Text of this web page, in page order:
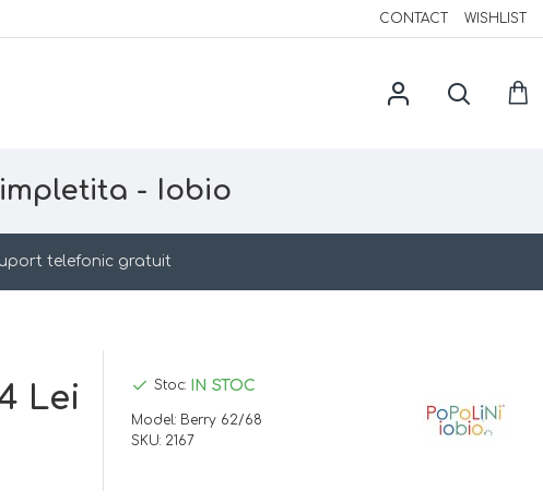
CONTACT WISHLIST
- Iobio
telefonic gratuit
Lei Stoc: IN STOC
Model: Berry 62/68
SKU: 2167